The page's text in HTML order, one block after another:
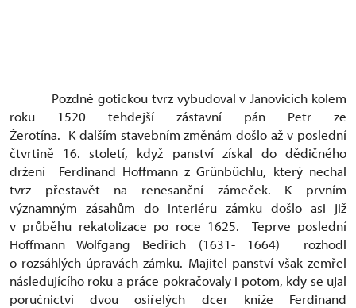
Pozdně gotickou tvrz vybudoval v Janovicích kolem
roku 1520 tehdejší zástavní pán Petr ze
Žerotína. K dalším stavebním změnám došlo až v poslední
čtvrtině 16. století, když panství získal do dědičného
držení Ferdinand Hoffmann z Grünbüchlu, který nechal
tvrz přestavět na renesanční zámeček. K prvním
významným zásahům do interiéru zámku došlo asi již
v průběhu rekatolizace po roce 1625. Teprve poslední
Hoffmann Wolfgang Bedřich (1631- 1664) rozhodl
o rozsáhlých úpravách zámku. Majitel panství však zemřel
následujícího roku a práce pokračovaly i potom, kdy se ujal
poručnictví dvou osiřelých dcer kníže Ferdinand